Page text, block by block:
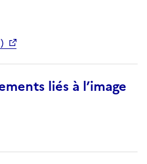
liés à l’image